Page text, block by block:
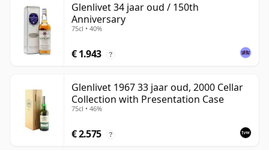
Glenlivet 34 jaar oud / 150th
Anniversary
75cl • 40%
€ 1.943 ?
Glenlivet 1967 33 jaar oud, 2000 Cellar
Collection with Presentation Case
75cl • 46%
€ 2.575 ?